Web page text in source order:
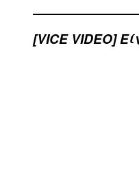
[VICE VIDEO]